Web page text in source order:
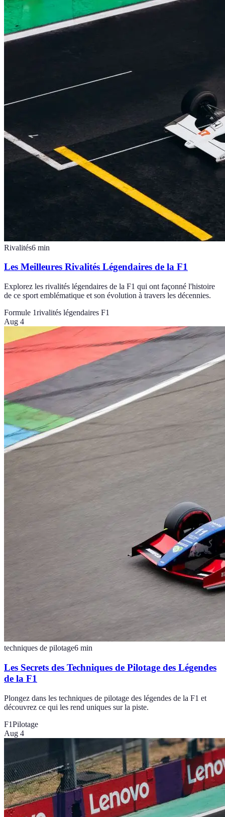
Rivalités6 min
Les Meilleures Rivalités Légendaires de la F1
Explorez les rivalités légendaires de la F1 qui ont façonné l'histoire
de ce sport emblématique et son évolution à travers les décennies.
Formule 1rivalités légendaires F1
Aug 4
techniques de pilotage6 min
Les Secrets des Techniques de Pilotage des Légendes
de la F1
Plongez dans les techniques de pilotage des légendes de la F1 et
découvrez ce qui les rend uniques sur la piste.
F1Pilotage
Aug 4